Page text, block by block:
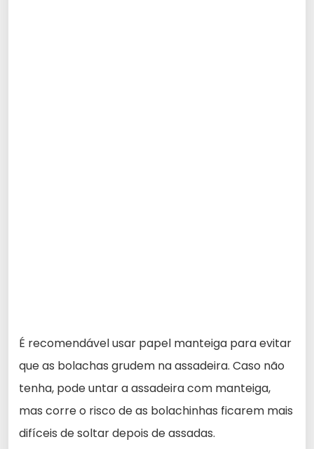
É recomendável usar papel manteiga para evitar
que as bolachas grudem na assadeira. Caso não
tenha, pode untar a assadeira com manteiga,
mas corre o risco de as bolachinhas ficarem mais
difíceis de soltar depois de assadas.